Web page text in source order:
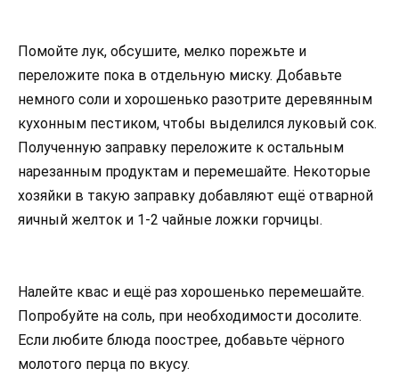
Помойте лук, обсушите, мелко порежьте и
переложите пока в отдельную миску. Добавьте
немного соли и хорошенько разотрите деревянным
кухонным пестиком, чтобы выделился луковый сок.
Полученную заправку переложите к остальным
нарезанным продуктам и перемешайте. Некоторые
хозяйки в такую заправку добавляют ещё отварной
яичный желток и 1-2 чайные ложки горчицы.
Налейте квас и ещё раз хорошенько перемешайте.
Попробуйте на соль, при необходимости досолите.
Если любите блюда поострее, добавьте чёрного
молотого перца по вкусу.